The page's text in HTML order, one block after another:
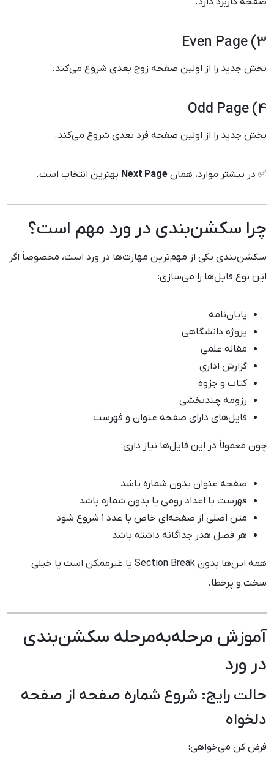
3) Even Page
بخش جدید را از اولین صفحه زوج بعدی شروع می‌کند.
4) Odd Page
بخش جدید را از اولین صفحه فرد بعدی شروع می‌کند.
✅ در بیشتر موارد، همان Next Page بهترین انتخاب است.
چرا سکشن‌بندی در ورد مهم است؟
سکشن‌بندی یکی از مهم‌ترین مهارت‌ها در ورد است، مخصوصاً اگر
این نوع فایل‌ها را می‌سازی:
پایان‌نامه
پروژه دانشگاهی
مقاله علمی
گزارش اداری
کتاب و جزوه
رزومه چندبخشی
فایل‌های دارای صفحه عنوان و فهرست
چون معمولاً در این فایل‌ها نیاز داری:
صفحه عنوان بدون شماره باشد
فهرست با اعداد رومی یا بدون شماره باشد
متن اصلی از صفحه‌ای خاص با عدد ۱ شروع شود
هر فصل هدر جداگانه داشته باشد
همه این‌ها بدون Section Break یا غیرممکن است یا خیلی
سخت و پرخطا.
آموزش مرحله‌به‌مرحله سکشن‌بندی
در ورد
حالت رایج: شروع شماره صفحه از صفحه
دلخواه
فرض کن می‌خواهی: